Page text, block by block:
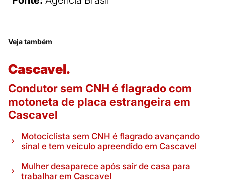
Veja também
Cascavel.
Condutor sem CNH é flagrado com
motoneta de placa estrangeira em
Cascavel
Motociclista sem CNH é flagrado avançando
sinal e tem veículo apreendido em Cascavel
Mulher desaparece após sair de casa para
trabalhar em Cascavel